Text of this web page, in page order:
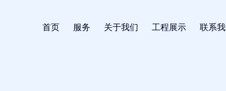
首页 服务 关于我们 工程展示 联系